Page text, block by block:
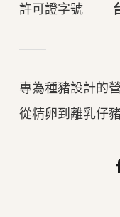
許可證字號
專為種豬設計的
從精卵到離乳仔